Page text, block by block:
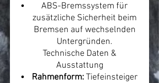
ABS-Bremssystem für
zusätzliche Sicherheit beim
Bremsen auf wechselnden
Untergründen.
Technische Daten &
Ausstattung
Rahmenform:Tiefeinsteiger